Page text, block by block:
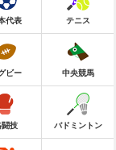
代表 テニス
ビー 中央競馬
闘技 バドミントン